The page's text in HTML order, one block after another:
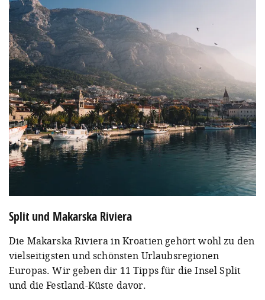
Split und Makarska Riviera
Die Makarska Riviera in Kroatien gehört wohl zu den
vielseitigsten und schönsten Urlaubsregionen
Europas. Wir geben dir 11 Tipps für die Insel Split
und die Festland-Küste davor.